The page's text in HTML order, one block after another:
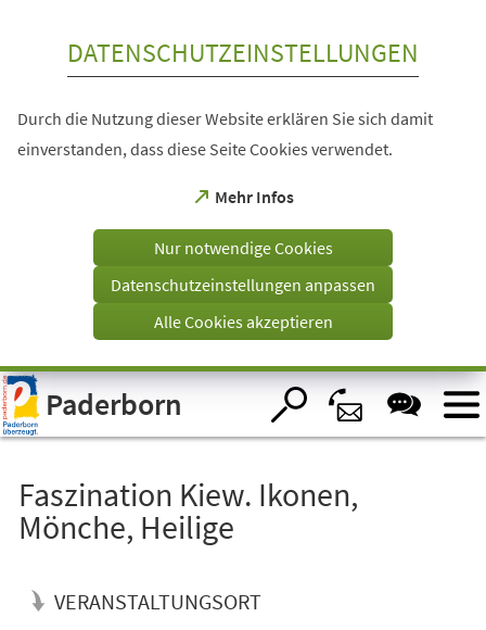
Visuelle
Assistenzsoftware
öffnen.
DATENSCHUTZEINSTELLUNGEN
Durch die Nutzung dieser Website erklären Sie sich damit
einverstanden, dass diese Seite Cookies verwendet.
Mehr Infos
(Öffnet
einem
Tab)
Nur notwendige Cookies
Datenschutzeinstellungen anpassen
Alle Cookies akzeptieren
Paderborn
Faszination Kiew. Ikonen,
Mönche, Heilige
VERANSTALTUNGSORT